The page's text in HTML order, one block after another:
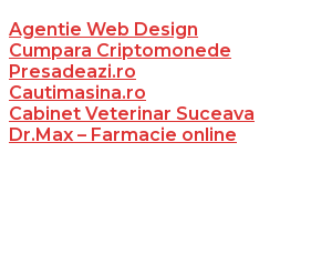
Agentie Web Design
Cumpara Criptomonede
Presadeazi.ro
Cautimasina.ro
Cabinet Veterinar Suceava
Dr.Max – Farmacie online